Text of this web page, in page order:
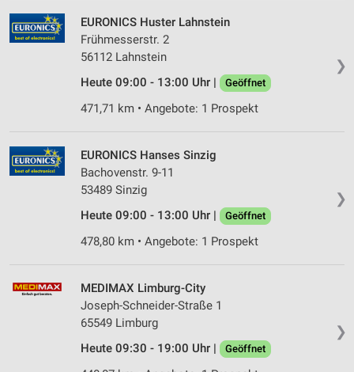
❯
EURONICS Huster Lahnstein
Frühmesserstr. 2
56112 Lahnstein
Heute 09:00 - 13:00 Uhr |
Geöffnet
471,71 km • Angebote: 1 Prospekt
❯
EURONICS Hanses Sinzig
Bachovenstr. 9-11
53489 Sinzig
Heute 09:00 - 13:00 Uhr |
Geöffnet
478,80 km • Angebote: 1 Prospekt
❯
MEDIMAX Limburg-City
Joseph-Schneider-Straße 1
65549 Limburg
Heute 09:30 - 19:00 Uhr |
Geöffnet